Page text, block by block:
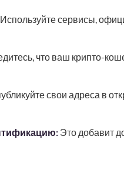
сервисы,
что ваш крипто-
свои адреса в
Это добавит